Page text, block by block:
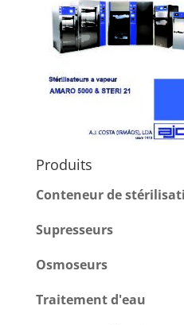
Produits
Conteneur de
Supresseurs
Osmoseurs
Traitement d'eau